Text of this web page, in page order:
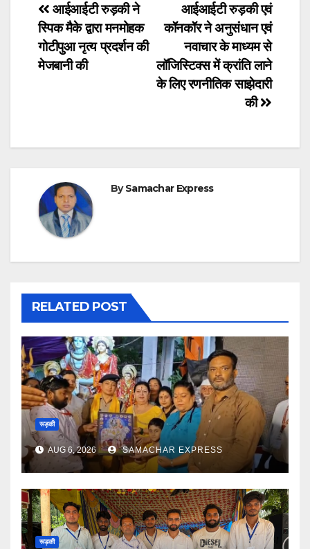
Post
navigation
आईआईटी रुड़की एवं
कॉनकॉर ने अनुसंधान एवं
नवाचार के माध्यम से
लॉजिस्टिक्स में क्रांति लाने
के लिए रणनीतिक साझेदारी
की
आईआईटी रुड़की ने
स्पिक मैके द्वारा मनमोहक
गोटीपुआ नृत्य प्रदर्शन की
मेजबानी की
BySamachar Express
RELATED POST
रूड़की
AUG 6, 2026 SAMACHAR EXPRESS
रूड़की